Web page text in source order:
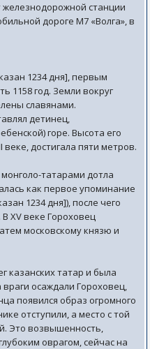
железнодорожной станции
дороге М7 «Волга», в
1234 дня], первым
1158 год. Земли вокруг
славянами.
детинец,
горе. Высота его
достигала пяти метров.
татарами дотла
как первое упоминание
1234 дня]), после чего
XV веке Гороховец
московскому князю и
казанских татар и была
враги осаждали Гороховец,
появился образ огромного
отступили, а место с той
Это возвышенность,
оврагом, сейчас на